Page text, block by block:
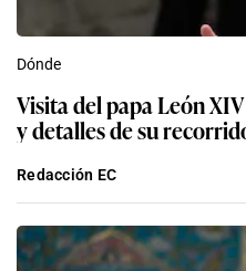
Dónde
Visita del papa León
y detalles de su
Redacción EC